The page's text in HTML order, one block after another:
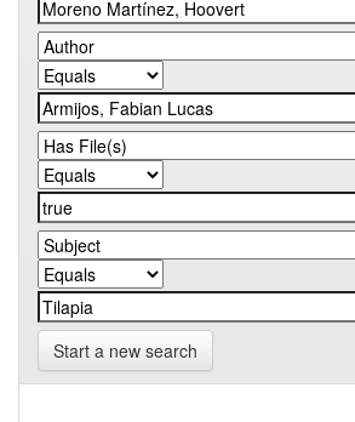
Start a new search